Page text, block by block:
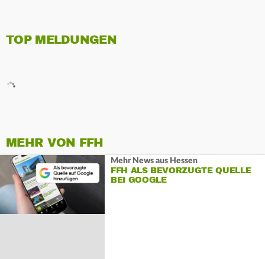
TOP MELDUNGEN
MEHR VON FFH
Mehr News aus Hessen
FFH ALS BEVORZUGTE QUELLE
BEI GOOGLE